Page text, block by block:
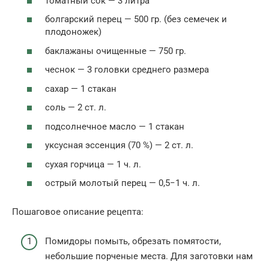
болгарский перец — 500 гр. (без семечек и
плодоножек)
баклажаны очищенные — 750 гр.
чеснок — 3 головки среднего размера
сахар — 1 стакан
соль — 2 ст. л.
подсолнечное масло — 1 стакан
уксусная эссенция (70 %) — 2 ст. л.
сухая горчица — 1 ч. л.
острый молотый перец — 0,5−1 ч. л.
Пошаговое описание рецепта:
Помидоры помыть, обрезать помятости,
небольшие порченые места. Для заготовки нам